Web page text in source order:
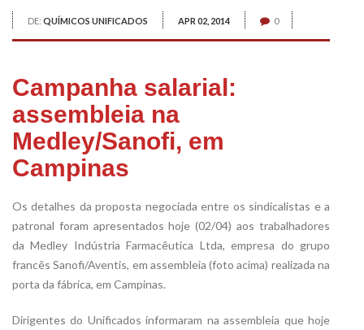
DE: QUÍMICOS UNIFICADOS APR 02, 2014 0
Campanha salarial:
assembleia na
Medley/Sanofi, em
Campinas
Os detalhes da proposta negociada entre os sindicalistas e a
patronal foram apresentados hoje (02/04) aos trabalhadores
da Medley Indústria Farmacêutica Ltda, empresa do grupo
francês Sanofi/Aventis, em assembleia (foto acima) realizada na
porta da fábrica, em Campinas.
Dirigentes do Unificados informaram na assembleia que hoje